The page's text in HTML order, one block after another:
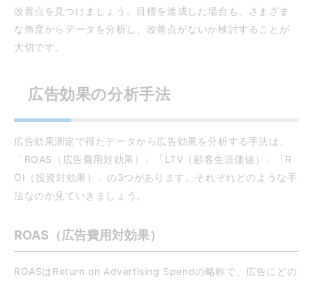
改善点を見つけましょう。目標を達成した場合も、さまざま
な角度からデータを分析し、改善点がないか検討することが
大切です。
広告効果の分析手法
広告効果測定で得たデータから広告効果を分析する手法は、
「ROAS（広告費用対効果）」「LTV（顧客生涯価値）」「R
OI（投資対効果）」の3つがあります。それぞれどのような手
法なのか見ていきましょう。
ROAS（広告費用対効果）
ROASはReturn on Advertising Spendの略称で、広告にどの